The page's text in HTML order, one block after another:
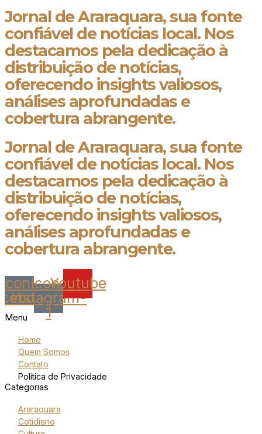
Jornal de Araraquara, sua fonte
confiável de notícias local. Nos
destacamos pela dedicação à
distribuição de notícias,
oferecendo insights valiosos,
análises aprofundadas e
cobertura abrangente.
Jornal de Araraquara, sua fonte
confiável de notícias local. Nos
destacamos pela dedicação à
distribuição de notícias,
oferecendo insights valiosos,
análises aprofundadas e
cobertura abrangente.
Icon-Icon-
instagram-
1
Youtube
Menu
Home
Quem Somos
Contato
Política de Privacidade
Categorias
Araraquara
Cotidiano